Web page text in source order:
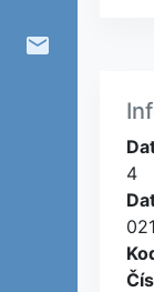
email
4